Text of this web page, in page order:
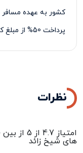
کشور به عهده
پرداخت 50% از مبلغ کل تور در زمان ثبت نام الزامی می‌باشد.
نظرات
امتیاز 4.7 از 5 از بین
های شیخ زائد